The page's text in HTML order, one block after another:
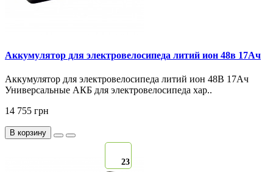
Аккумулятор для электровелосипеда литий ион 48в 17Ач
Аккумулятор для электровелосипеда литий ион 48В 17Ач
Универсальные АКБ для электровелосипеда хар..
14 755 грн
В корзину
23